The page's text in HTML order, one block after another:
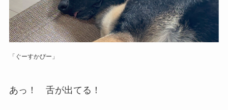
「ぐーすかぴー」
あっ！ 舌が出てる！